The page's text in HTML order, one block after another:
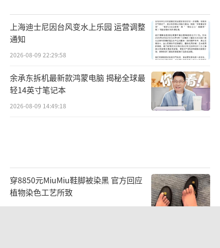
上海迪士尼因台风变水上乐园 运营调整
通知
2026-08-09 22:29:58
余承东拆机最新款鸿蒙电脑 揭秘全球最
轻14英寸笔记本
2026-08-09 14:49:18
穿8850元MiuMiu鞋脚被染黑 官方回应
植物染色工艺所致
2026-08-09 18:21:36